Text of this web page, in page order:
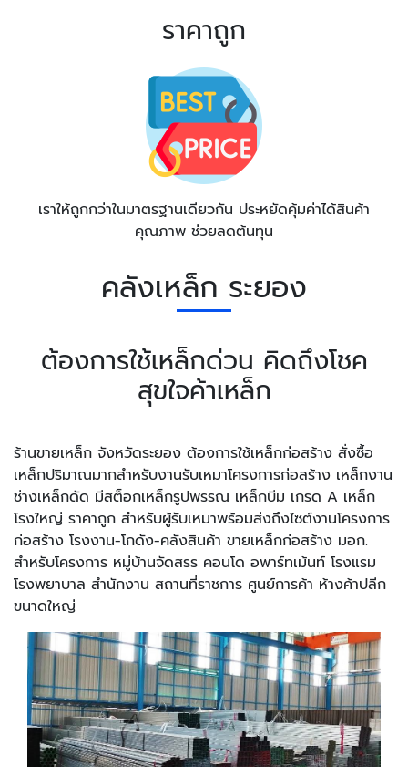
ราคาถูก
เราให้ถูกกว่าในมาตรฐานเดียวกัน ประหยัดคุ้มค่าได้สินค้า
คุณภาพ ช่วยลดต้นทุน
คลังเหล็ก ระยอง
ต้องการใช้เหล็กด่วน คิดถึงโชค
สุขใจค้าเหล็ก
ร้านขายเหล็ก จังหวัดระยอง ต้องการใช้เหล็กก่อสร้าง สั่งซื้อ
เหล็กปริมาณมากสำหรับงานรับเหมาโครงการก่อสร้าง เหล็กงาน
ช่างเหล็กดัด มีสต็อกเหล็กรูปพรรณ เหล็กบีม เกรด A เหล็ก
โรงใหญ่ ราคาถูก สำหรับผู้รับเหมาพร้อมส่งถึงไซต์งานโครงการ
ก่อสร้าง โรงงาน-โกดัง-คลังสินค้า ขายเหล็กก่อสร้าง มอก.
สำหรับโครงการ หมู่บ้านจัดสรร คอนโด อพาร์ทเม้นท์ โรงแรม
โรงพยาบาล สำนักงาน สถานที่ราชการ ศูนย์การค้า ห้างค้าปลีก
ขนาดใหญ่